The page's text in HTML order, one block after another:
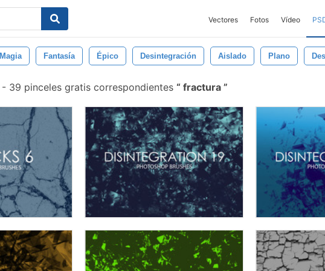
Vectores Fotos Vídeo
Magia Fantasía Épico Desintegración Aislado Plano
- 39 pinceles gratis correspondientes fractura